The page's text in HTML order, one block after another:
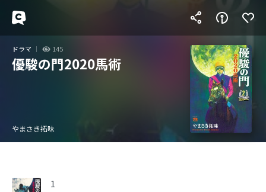
ドラマ 145
優駿の門2020馬術
やまさき拓味
1